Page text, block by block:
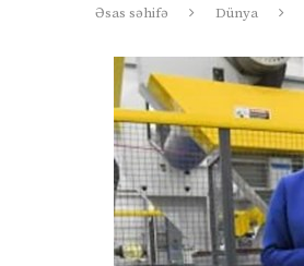
Əsas səhifə Dünya